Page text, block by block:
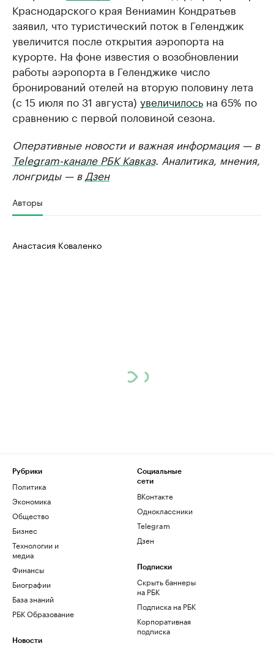
Краснодарского края Вениамин Кондратьев
заявил, что туристический поток в Геленджик
увеличится после открытия аэропорта на
курорте. На фоне известия о возобновлении
работы аэропорта в Геленджике число
бронирований отелей на вторую половину лета
(с 15 июля по 31 августа) увеличилось на 65% по
сравнению с первой половиной сезона.
Оперативные новости и важная информация — в
Telegram-канале РБК Кавказ. Аналитика, мнения,
лонгриды — в Дзен
Авторы
Анастасия Коваленко
Рубрики
Политика
Экономика
Общество
Бизнес
Технологии и
медиа
Финансы
Биографии
База знаний
РБК Образование
Новости
Социальные
сети
ВКонтакте
Одноклассники
Telegram
Дзен
Подписки
Скрыть баннеры
на РБК
Подписка на РБК
Корпоративная
подписка